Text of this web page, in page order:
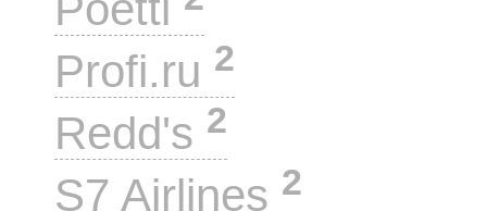
Profi.ru 2
Redd's 2
S7 Airlines 2